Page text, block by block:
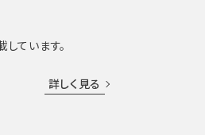
ています。
詳しく見る